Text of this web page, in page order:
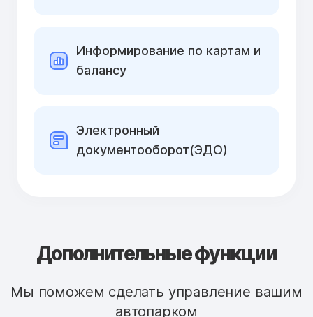
Информирование по картам и
балансу
Электронный
документооборот(ЭДО)
Дополнительные функции
Мы поможем сделать управление вашим
автопарком